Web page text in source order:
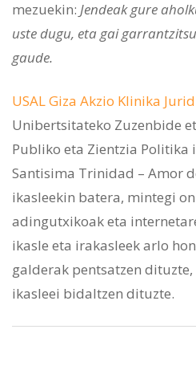
mezuekin: Jendeak gure
uste dugu, eta gai
gaude.
USAL Giza Akzio Klinika
Unibertsitateko Zuzenbide
Publiko eta Zientzia Politika
Santisima Trinidad – Amor
ikasleekin batera, mintegi
adingutxikoak eta
ikasle eta irakasleek arlo
galderak pentsatzen
ikasleei bidaltzen dituzte.